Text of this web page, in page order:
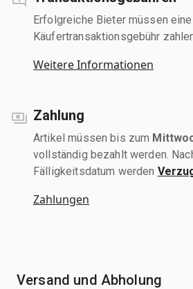
Erfolgreiche Bieter müssen eine
Käufertransaktionsgebühr
Weitere Informationen
Zahlung
Artikel müssen bis zum
vollständig bezahlt werden.
Fälligkeitsdatum werden
Zahlungen
Versand und Abholung